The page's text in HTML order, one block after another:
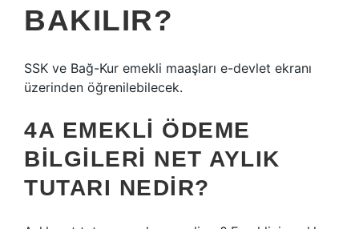
BAKILIR?
SSK ve Bağ-Kur emekli maaşları e-devlet ekranı
üzerinden öğrenilebilecek.
4A EMEKLI ÖDEME
BILGILERI NET AYLIK
TUTARI NEDIR?